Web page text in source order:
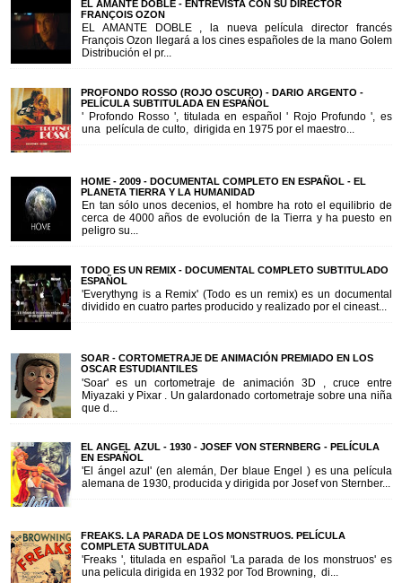
EL AMANTE DOBLE - ENTREVISTA CON SU DIRECTOR
FRANÇOIS OZON
EL AMANTE DOBLE , la nueva película director francés
François Ozon llegará a los cines españoles de la mano Golem
Distribución el pr...
PROFONDO ROSSO (ROJO OSCURO) - DARIO ARGENTO -
PELÍCULA SUBTITULADA EN ESPAÑOL
' Profondo Rosso ', titulada en español ' Rojo Profundo ', es
una película de culto, dirigida en 1975 por el maestro...
HOME - 2009 - DOCUMENTAL COMPLETO EN ESPAÑOL - EL
PLANETA TIERRA Y LA HUMANIDAD
En tan sólo unos decenios, el hombre ha roto el equilibrio de
cerca de 4000 años de evolución de la Tierra y ha puesto en
peligro su...
TODO ES UN REMIX - DOCUMENTAL COMPLETO SUBTITULADO
ESPAÑOL
'Everythyng is a Remix' (Todo es un remix) es un documental
dividido en cuatro partes producido y realizado por el cineast...
SOAR - CORTOMETRAJE DE ANIMACIÓN PREMIADO EN LOS
OSCAR ESTUDIANTILES
'Soar' es un cortometraje de animación 3D , cruce entre
Miyazaki y Pixar . Un galardonado cortometraje sobre una niña
que d...
EL ANGEL AZUL - 1930 - JOSEF VON STERNBERG - PELÍCULA
EN ESPAÑOL
'El ángel azul' (en alemán, Der blaue Engel ) es una película
alemana de 1930, producida y dirigida por Josef von Sternber...
FREAKS. LA PARADA DE LOS MONSTRUOS. PELÍCULA
COMPLETA SUBTITULADA
'Freaks ', titulada en español 'La parada de los monstruos' es
una pelicula dirigida en 1932 por Tod Browning, di...